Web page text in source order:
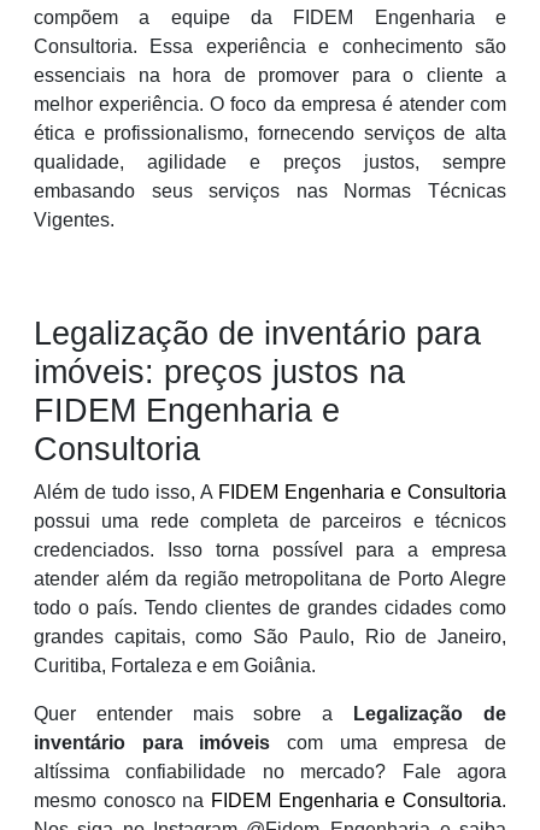
compõem a equipe da FIDEM Engenharia e
Consultoria. Essa experiência e conhecimento são
essenciais na hora de promover para o cliente a
melhor experiência. O foco da empresa é atender com
ética e profissionalismo, fornecendo serviços de alta
qualidade, agilidade e preços justos, sempre
embasando seus serviços nas Normas Técnicas
Vigentes.
Legalização de inventário para
imóveis: preços justos na
FIDEM Engenharia e
Consultoria
Além de tudo isso, A FIDEM Engenharia e Consultoria
possui uma rede completa de parceiros e técnicos
credenciados. Isso torna possível para a empresa
atender além da região metropolitana de Porto Alegre
todo o país. Tendo clientes de grandes cidades como
grandes capitais, como São Paulo, Rio de Janeiro,
Curitiba, Fortaleza e em Goiânia.
Quer entender mais sobre a
Legalização de
inventário para imóveis com uma empresa de
altíssima confiabilidade no mercado? Fale agora
mesmo conosco na FIDEM Engenharia e Consultoria.